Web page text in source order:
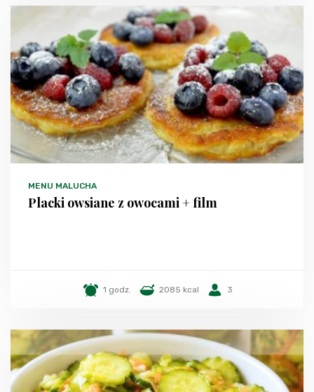
MENU MALUCHA
Placki owsiane z owocami + film
1 godz. 2085 kcal 3